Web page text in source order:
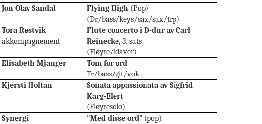
Jon Olav Sandal
Flying High(Pop)
(Dr/bass/keys/sax/sax/trp)
Tora Røstvik
akkompagnement
Flute concerto i D-dur av Carl
Reinecke, 3. sats
(Fløyte/klaver)
Elisabeth Mjanger
Tom for ord
Tr/bass/git/vok
Kjersti Holtan
Sonata appassionata av Sigfrid
Karg-Elert
(Fløytesolo)
Synergi
"Med disse ord" (pop)